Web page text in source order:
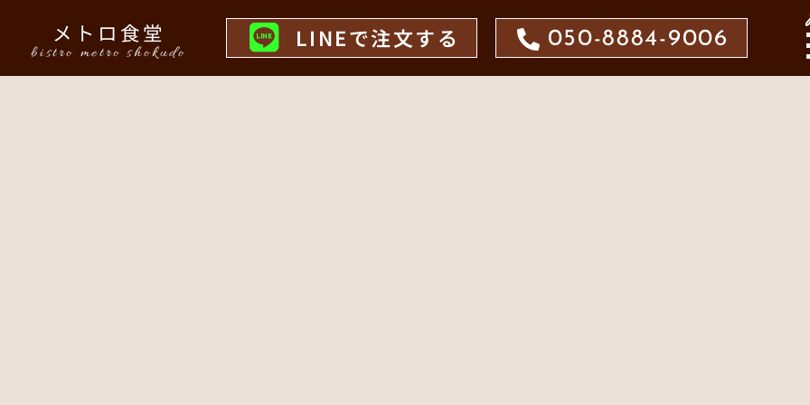
メトロ食堂
bistro metro shokudo
LINEで注文する 050-8884-9006